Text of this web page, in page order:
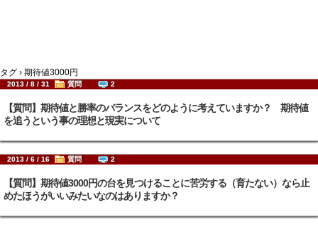
タグ › 期待値3000円
2013 / 8 / 31 質問 2
【質問】期待値と勝率のバランスをどのように考えていますか？ 期待値
を追うという事の理想と現実について
2013 / 6 / 16 質問 2
【質問】期待値3000円の台を見つけることに苦労する（育たない）なら止
めたほうがいいみたいなのはありますか？